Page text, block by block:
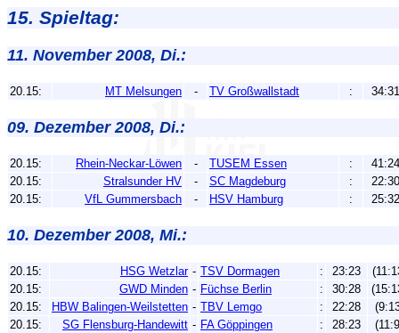
15. Spieltag:
11. November 2008, Di.:
20.15: MT Melsungen - TV Großwallstadt : 34:31
09. Dezember 2008, Di.:
20.15: Rhein-Neckar-Löwen - TUSEM Essen :
41:24
20.15:
Stralsunder HV - SC Magdeburg :
22:30
20.15:
VfL Gummersbach - HSV Hamburg : 25:32
10. Dezember 2008, Mi.:
20.15: HSG Wetzlar - TSV Dormagen : 23:23
20.15:
GWD Minden - Füchse Berlin : 30:28
20.15:
HBW Balingen-Weilstetten - TBV Lemgo : 22:28
20.15:
SG Flensburg-Handewitt - FA Göppingen : 28:23